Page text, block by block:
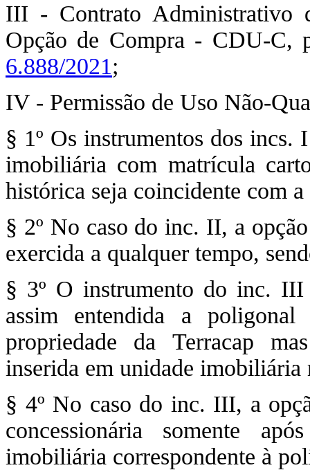
III - Contrato Administrativo
Opção de Compra - CDU-
6.888/2021;
IV - Permissão de Uso Não-
§ 1º Os instrumentos dos incs.
imobiliária com matrícula
histórica seja coincidente com a
§ 2º No caso do inc. II, a
exercida a qualquer tempo,
§ 3º O instrumento do inc. III
assim entendida a
propriedade da Terracap
inserida em unidade imobiliária
§ 4º No caso do inc. III, a
concessionária somente
imobiliária correspondente à